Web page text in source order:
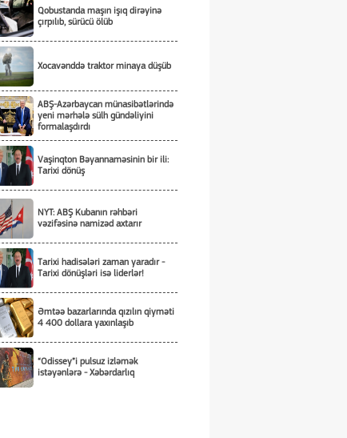
Qobustanda maşın işıq dirəyinə
çırpılıb, sürücü ölüb
Xocavənddə traktor minaya düşüb
ABŞ-Azərbaycan münasibətlərində
yeni mərhələ sülh gündəliyini
formalaşdırdı
Vaşinqton Bəyannaməsinin bir ili:
Tarixi dönüş
NYT: ABŞ Kubanın rəhbəri
vəzifəsinə namizəd axtarır
Tarixi hadisələri zaman yaradır -
Tarixi dönüşləri isə liderlər!
Əmtəə bazarlarında qızılın qiyməti
4 400 dollara yaxınlaşıb
“Odissey”i pulsuz izləmək
istəyənlərə - Xəbərdarlıq